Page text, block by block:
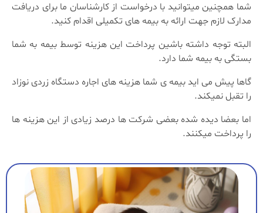
شما همچنین میتوانید با درخواست از کارشناسان ما برای دریافت
مدارک لازم جهت ارائه به بیمه های تکمیلی اقدام کنید.
البته توجه داشته باشین پرداخت این هزینه توسط بیمه به شما
بستگی به بیمه شما دارد.
گاها پیش می اید بیمه ی شما هزینه های اجاره دستگاه زردی نوزاد
را تقبل نمیکند.
اما بعضا دیده شده بعضی شرکت ها درصد زیادی از این هزینه ها
را پرداخت میکنند.